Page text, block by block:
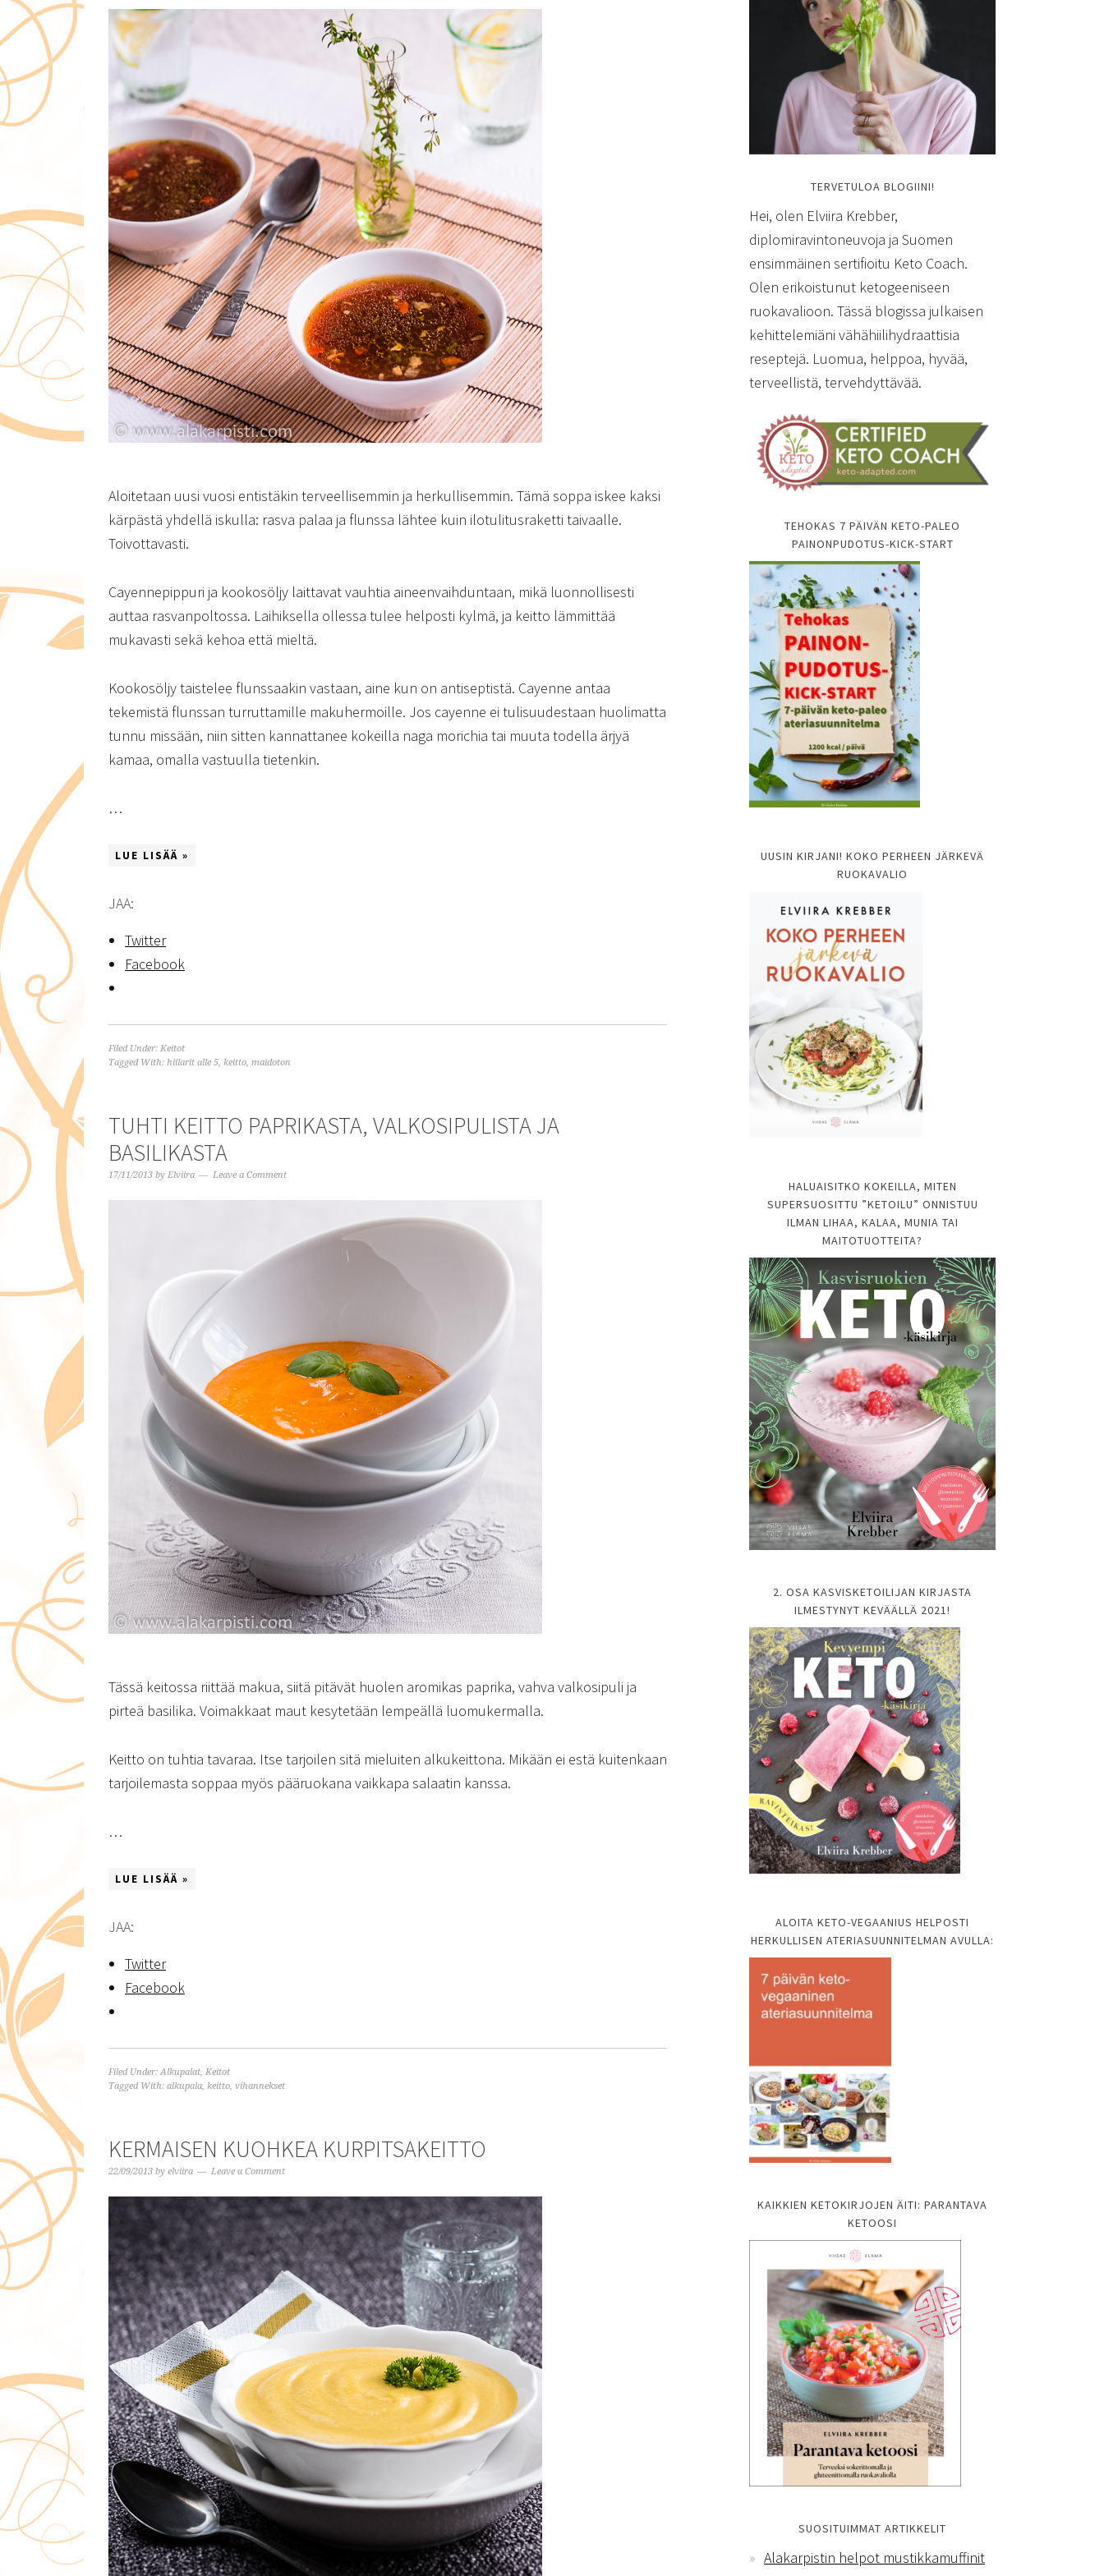
Aloitetaan uusi vuosi entistäkin terveellisemmin ja herkullisemmin. Tämä soppa iskee kaksi
kärpästä yhdellä iskulla: rasva palaa ja flunssa lähtee kuin ilotulitusraketti taivaalle.
Toivottavasti.
Cayennepippuri ja kookosöljy laittavat vauhtia aineenvaihduntaan, mikä luonnollisesti
auttaa rasvanpoltossa. Laihiksella ollessa tulee helposti kylmä, ja keitto lämmittää
mukavasti sekä kehoa että mieltä.
Kookosöljy taistelee flunssaakin vastaan, aine kun on antiseptistä. Cayenne antaa
tekemistä flunssan turruttamille makuhermoille. Jos cayenne ei tulisuudestaan huolimatta
tunnu missään, niin sitten kannattanee kokeilla naga morichia tai muuta todella ärjyä
kamaa, omalla vastuulla tietenkin.
…
LUE LISÄÄ »
JAA:
Twitter
Facebook
Filed Under: Keitot
Tagged With: hiilarit alle 5, keitto, maidoton
TUHTI KEITTO PAPRIKASTA, VALKOSIPULISTA JA
BASILIKASTA
17/11/2013 by Elviira Leave a Comment
Tässä keitossa riittää makua, siitä pitävät huolen aromikas paprika, vahva valkosipuli ja
pirteä basilika. Voimakkaat maut kesytetään lempeällä luomukermalla.
Keitto on tuhtia tavaraa. Itse tarjoilen sitä mieluiten alkukeittona. Mikään ei estä kuitenkaan
tarjoilemasta soppaa myös pääruokana vaikkapa salaatin kanssa.
…
LUE LISÄÄ »
JAA:
Twitter
Facebook
Filed Under:Alkupalat, Keitot
Tagged With: alkupala, keitto, vihannekset
KERMAISEN KUOHKEA KURPITSAKEITTO
22/09/2013 by elviira Leave a Comment
TERVETULOA BLOGIINI!
Hei, olen Elviira Krebber,
diplomiravintoneuvoja ja Suomen
ensimmäinen sertifioitu Keto Coach.
Olen erikoistunut ketogeeniseen
ruokavalioon. Tässä blogissa julkaisen
kehittelemiäni vähähiilihydraattisia
reseptejä. Luomua, helppoa, hyvää,
terveellistä, tervehdyttävää.
TEHOKAS 7 PÄIVÄN KETO-PALEO
PAINONPUDOTUS-KICK-START
UUSIN KIRJANI! KOKO PERHEEN JÄRKEVÄ
RUOKAVALIO
HALUAISITKO KOKEILLA, MITEN
SUPERSUOSITTU ”KETOILU” ONNISTUU
ILMAN LIHAA, KALAA, MUNIA TAI
MAITOTUOTTEITA?
2. OSA KASVISKETOILIJAN KIRJASTA
ILMESTYNYT KEVÄÄLLÄ 2021!
ALOITA KETO-VEGAANIUS HELPOSTI
HERKULLISEN ATERIASUUNNITELMAN AVULLA:
KAIKKIEN KETOKIRJOJEN ÄITI: PARANTAVA
KETOOSI
SUOSITUIMMAT ARTIKKELIT
Alakarpistin helpot mustikkamuffinit